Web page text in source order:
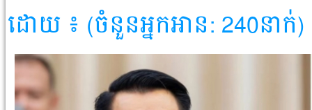
ដោយ ៖ (ចំនួនអ្នកអាន: 240នាក់)